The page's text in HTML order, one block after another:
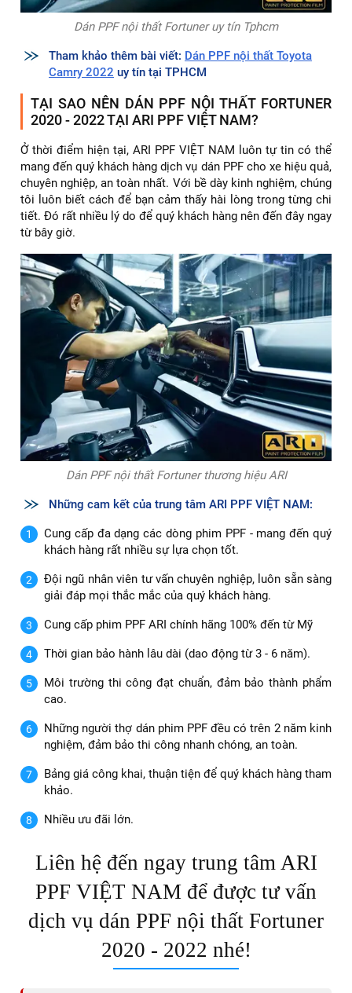
Dán PPF nội thất Fortuner uy tín Tphcm
Tham khảo thêm bài viết: Dán PPF nội thất Toyota
Camry 2022 uy tín tại TPHCM
TẠI SAO NÊN DÁN PPF NỘI THẤT FORTUNER
2020 - 2022 TẠI ARI PPF VIỆT NAM?
Ở thời điểm hiện tại, ARI PPF VIỆT NAM luôn tự tin có thể
mang đến quý khách hàng dịch vụ dán PPF cho xe hiệu quả,
chuyên nghiệp, an toàn nhất. Với bề dày kinh nghiệm, chúng
tôi luôn biết cách để bạn cảm thấy hài lòng trong từng chi
tiết. Đó rất nhiều lý do để quý khách hàng nên đến đây ngay
từ bây giờ.
Dán PPF nội thất Fortuner thương hiệu ARI
Những cam kết của trung tâm ARI PPF VIỆT NAM:
Cung cấp đa dạng các dòng phim PPF - mang đến quý
khách hàng rất nhiều sự lựa chọn tốt.
Đội ngũ nhân viên tư vấn chuyên nghiệp, luôn sẵn sàng
giải đáp mọi thắc mắc của quý khách hàng.
Cung cấp phim PPF ARI chính hãng 100% đến từ Mỹ
Thời gian bảo hành lâu dài (dao động từ 3 - 6 năm).
Môi trường thi công đạt chuẩn, đảm bảo thành phẩm
cao.
Những người thợ dán phim PPF đều có trên 2 năm kinh
nghiệm, đảm bảo thi công nhanh chóng, an toàn.
Bảng giá công khai, thuận tiện để quý khách hàng tham
khảo.
Nhiều ưu đãi lớn.
Liên hệ đến ngay trung tâm ARI
PPF VIỆT NAM để được tư vấn
dịch vụ dán PPF nội thất Fortuner
2020 - 2022 nhé!